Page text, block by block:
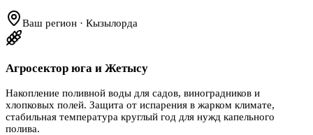
Ваш регион · Кызылорда
Агросектор юга и Жетысу
Накопление поливной воды для садов, виноградников и
хлопковых полей. Защита от испарения в жарком климате,
стабильная температура круглый год для нужд капельного
полива.